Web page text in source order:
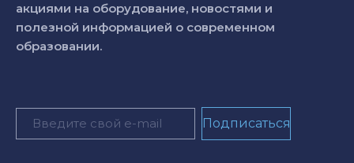
акциями на оборудование, новостями и
полезной информацией о современном
образовании.